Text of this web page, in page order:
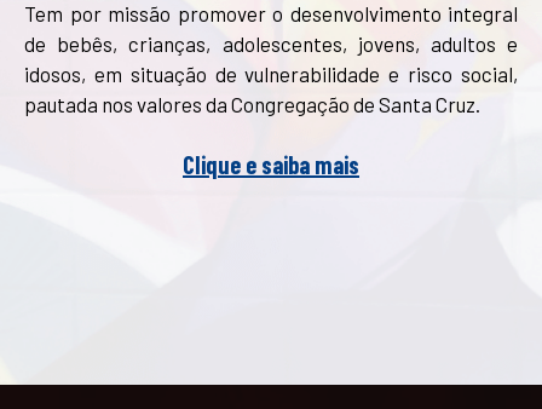
Tem por missão promover o desenvolvimento integral
de bebês, crianças, adolescentes, jovens, adultos e
idosos, em situação de vulnerabilidade e risco social,
pautada nos valores da Congregação de Santa Cruz.
Clique e saiba mais